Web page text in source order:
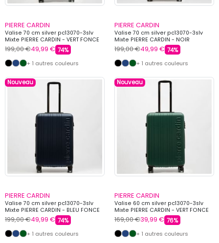
PIERRE CARDIN
Valise 70 cm silver pc13070-3slv
Mixte PIERRE CARDIN - VERT FONCE
199,00 €49,99 € 74%
+ 1 autres couleurs
PIERRE CARDIN
Valise 70 cm silver pc13070-3slv
Mixte PIERRE CARDIN - NOIR
199,00 €49,99 € 74%
+ 1 autres couleurs
Nouveau
PIERRE CARDIN
Valise 70 cm silver pc13070-3slv
Mixte PIERRE CARDIN - BLEU FONCE
199,00 €49,99 € 74%
+ 1 autres couleurs
Nouveau
PIERRE CARDIN
Valise 60 cm silver pc13070-3slv
Mixte PIERRE CARDIN - VERT FONCE
169,00 €39,99 € 76%
+ 1 autres couleurs